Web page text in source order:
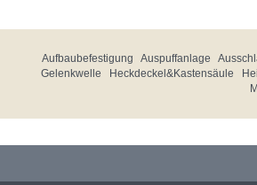
Aufbaubefestigung Auspuffanlage
Gelenkwelle
Heckdeckel&Kastensäule